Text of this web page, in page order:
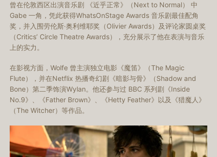
曾在伦敦西区出演音乐剧 《近乎正常》（Next to Normal） 中
Gabe 一角，凭此获得WhatsOnStage Awards 音乐剧最佳配角
奖，并入围劳伦斯·奥利维耶奖（Olivier Awards）及评论家圆桌奖
（Critics’ Circle Theatre Awards），充分展示了他在表演与音乐
上的实力。
在影视方面，Wolfe 曾主演独立电影 《魔笛》
（The Magic
Flute），并在Netflix 热播奇幻剧《暗影与骨》（Shadow and
Bone）第二季饰演Wylan。他还参与过 BBC 系列剧《Inside
No.9》、《Father Brown》、《Hetty Feather》以及《猎魔人》
（The Witcher）等作品。